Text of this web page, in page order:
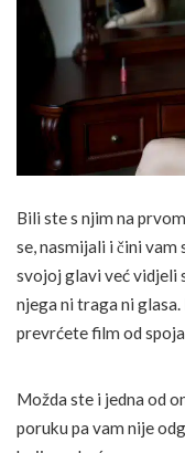
Bili ste s njim na
se, nasmijali i čini vam
svojoj glavi već vidjeli
njega ni traga ni
prevrćete film od
Možda ste i jedna od
poruku pa vam nije